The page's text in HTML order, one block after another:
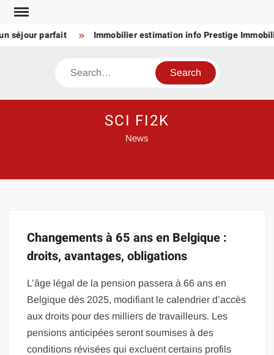
Skip
content
séjour parfait Immobilier estimation info Prestige
Search
SCI FI2K
News
Changements à 65 ans en Belgique :
droits, avantages, obligations
L’âge légal de la pension passera à 66 ans en
Belgique dès 2025, modifiant le calendrier d’accès
aux droits pour des milliers de travailleurs. Les
pensions anticipées seront soumises à des
conditions révisées qui excluent certains profils